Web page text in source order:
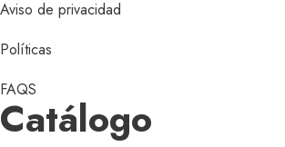
Aviso de privacidad
Políticas
FAQS
Catálogo